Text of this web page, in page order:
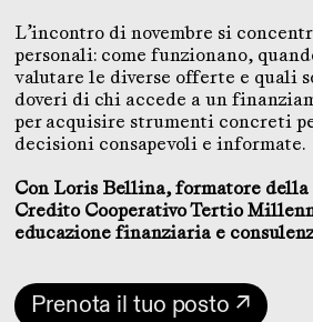
L’incontro di novembre si
personali: come funzionano,
valutare le diverse offerte e quali
doveri di chi accede a un
per acquisire strumenti concreti
decisioni consapevoli e informate.
Con Loris Bellina, formatore della
Credito Cooperativo Tertio
educazione finanziaria e
Prenota il tuo posto ↗